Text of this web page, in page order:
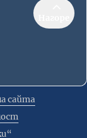
сайта